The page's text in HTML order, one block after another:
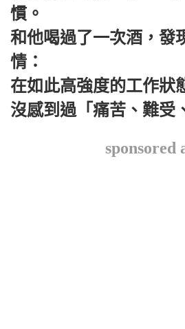
慣。
和他喝過了一次酒，發
情：
在如此高強度的工作狀
沒感到過‌‌「痛苦、難受
sponsored